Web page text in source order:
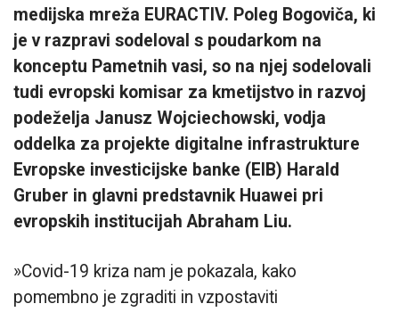
medijska mreža EURACTIV. Poleg Bogoviča, ki
je v razpravi sodeloval s poudarkom na
konceptu Pametnih vasi, so na njej sodelovali
tudi evropski komisar za kmetijstvo in razvoj
podeželja Janusz Wojciechowski, vodja
oddelka za projekte digitalne infrastrukture
Evropske investicijske banke (EIB) Harald
Gruber in glavni predstavnik Huawei pri
evropskih institucijah Abraham Liu.
»Covid-19 kriza nam je pokazala, kako
pomembno je zgraditi in vzpostaviti